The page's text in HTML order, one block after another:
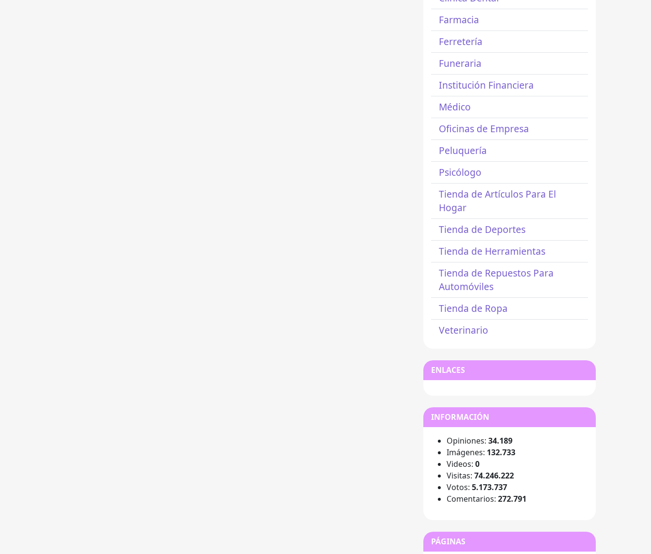
Farmacia
Ferretería
Funeraria
Institución Financiera
Médico
Oficinas de Empresa
Peluquería
Psicólogo
Tienda de Artículos Para El
Hogar
Tienda de Deportes
Tienda de Herramientas
Tienda de Repuestos Para
Automóviles
Tienda de Ropa
Veterinario
ENLACES
INFORMACIÓN
Opiniones: 34.189
Imágenes: 132.733
Videos: 0
Visitas: 74.246.222
Votos: 5.173.737
Comentarios: 272.791
PÁGINAS